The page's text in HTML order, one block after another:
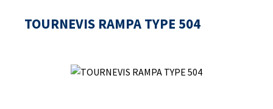
TOURNEVIS RAMPA TYPE 504
Ignorer la galerie d'images